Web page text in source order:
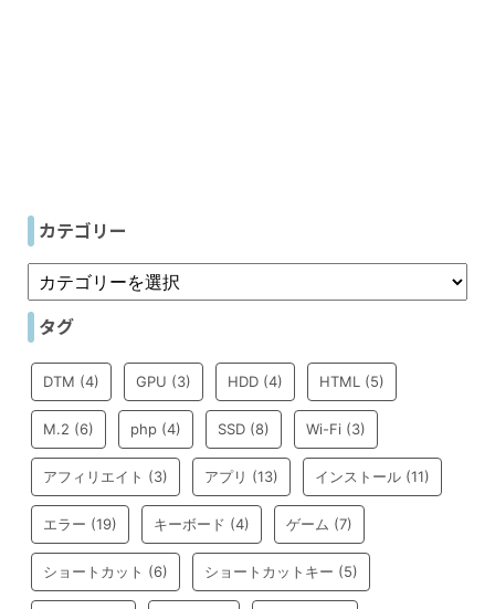
カテゴリー
タグ
DTM (4) GPU (3) HDD (4) HTML (5)
M.2 (6) php (4) SSD (8) Wi-Fi (3)
アフィリエイト (3) アプリ (13) インストール (11)
エラー (19) キーボード (4) ゲーム (7)
ショートカット (6) ショートカットキー (5)